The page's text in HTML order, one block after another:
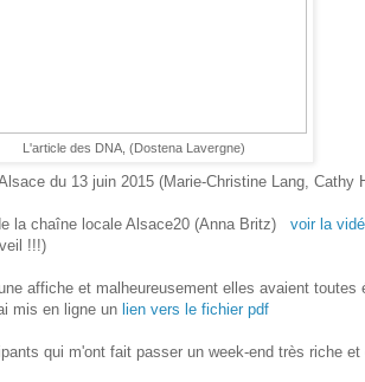
L'article des DNA, (Dostena Lavergne)
du 13 juin 2015 (Marie-Christine Lang, Cathy
la chaîne locale Alsace20 (Anna Britz) voir la
!!!)
affiche et malheureusement elles avaient toutes
mis en ligne un lien vers le fichier pdf
qui m'ont fait passer un week-end très riche et